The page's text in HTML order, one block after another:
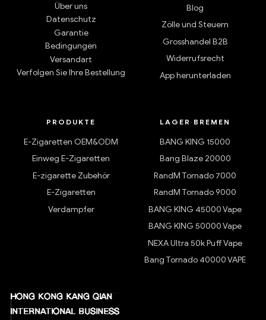
Über uns
Datenschutz
Garantie
Bedingungen
Versandart
Verfolgen Sie Ihre Bestellung
Blog
Zölle und Steuern
Grosshandel B2B
Widerrufsrecht
App herunterladen
PRODUKTE
E-Zigaretten OEM&ODM
Einweg E-Zigaretten
E-zigarette Zubehör
E-Zigaretten
Verdampfer
LAGER BREMEN
BANG KING 15000
Bang Blaze 20000
RandM Tornado 7000
RandM Tornado 9000
BANG KING 45000 Vape
BANG KING 50000 Vape
NEXA Ultra 50k Puff Vape
Bang Tornado 40000 VAPE